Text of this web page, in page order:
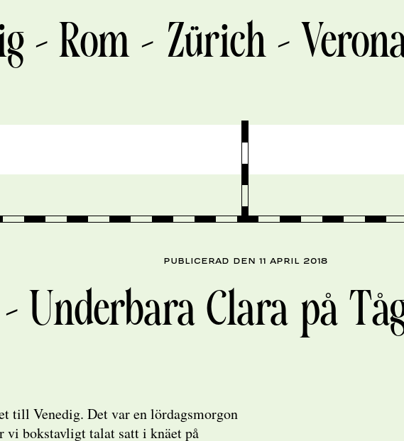
Rom – Zürich – Verona
Publicerad den 11 april 2018
– Underbara Clara på
till Venedig. Det var en lördagsmorgon
vi bokstavligt talat satt i knäet på